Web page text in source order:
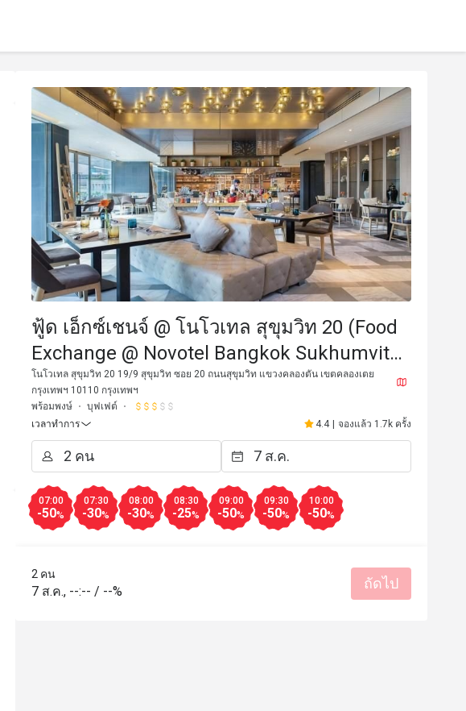
C
g*******n
ฟู้ด เอ็กซ์เชนจ์ @ โนโวเทล สุขุมวิท 20 (Food
Exchange @ Novotel Bangkok Sukhumvit
20)
โนโวเทล สุขุมวิท 20 19/9 สุขุมวิท ซอย 20 ถนนสุขุมวิท แขวงคลองตัน เขตคลองเตย
กรุงเทพฯ 10110 กรุงเทพฯ
พร้อมพงษ์
บุฟเฟต์
เวลาทำการ
4.4 | จองแล้ว 1.7k ครั้ง
07:00
-50%
07:30
-30%
08:00
-30%
08:30
-25%
09:00
-50%
09:30
-50%
10:00
-50%
2 คน
7 ส.ค., --:-- / --% ถัดไป